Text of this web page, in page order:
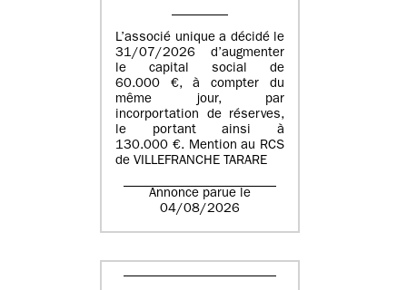
L’associé unique a décidé le
31/07/2026 d’augmenter
le capital social de
60.000 €, à compter du
même jour, par
incorportation de réserves,
le portant ainsi à
130.000 €. Mention au RCS
de VILLEFRANCHE TARARE
Annonce parue le
04/08/2026